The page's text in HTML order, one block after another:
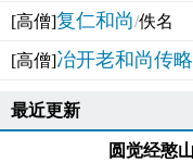
[高僧]复仁和尚/佚名
[高僧]冶开老和尚传略
最近更新
圆觉经憨